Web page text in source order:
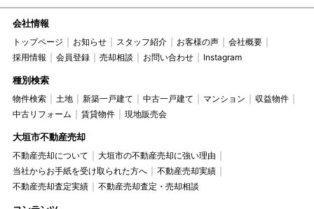
会社情報
トップページ お知らせ スタッフ紹介 お客様の声
会社概要
採用情報
会員登録 売却相談 お問い合わせ Instagram
種別検索
物件検索 土地 新築一戸建て 中古一戸建て マンション
収益物件
中古リフォーム
賃貸物件 現地販売会
大垣市不動産売却
不動産売却について
大垣市の不動産売却に強い理由
当社からお手紙を受け取られた方へ
不動産売却実績
不動産売却査定実績
不動産売却査定・売却相談